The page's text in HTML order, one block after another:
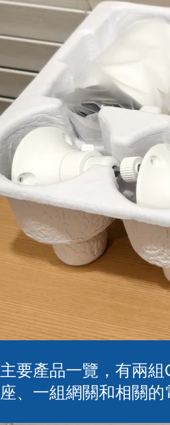
主要產品一覽，有兩
座、一組網關和相關